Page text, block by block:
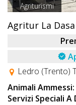
Agriturismi
Agritur La Dasa
Ledro (Trento)
Animali Ammessi:
Servizi Speciali A